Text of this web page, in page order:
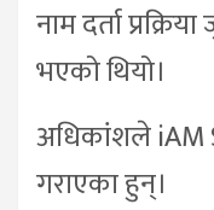
नाम दर्ता
भएको थियो।
अधिकांशले iAM
गराएका हुन्।